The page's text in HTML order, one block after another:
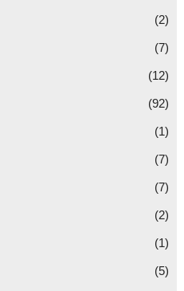
(2)
(7)
(12)
(92)
(1)
(7)
(7)
(2)
(1)
(5)